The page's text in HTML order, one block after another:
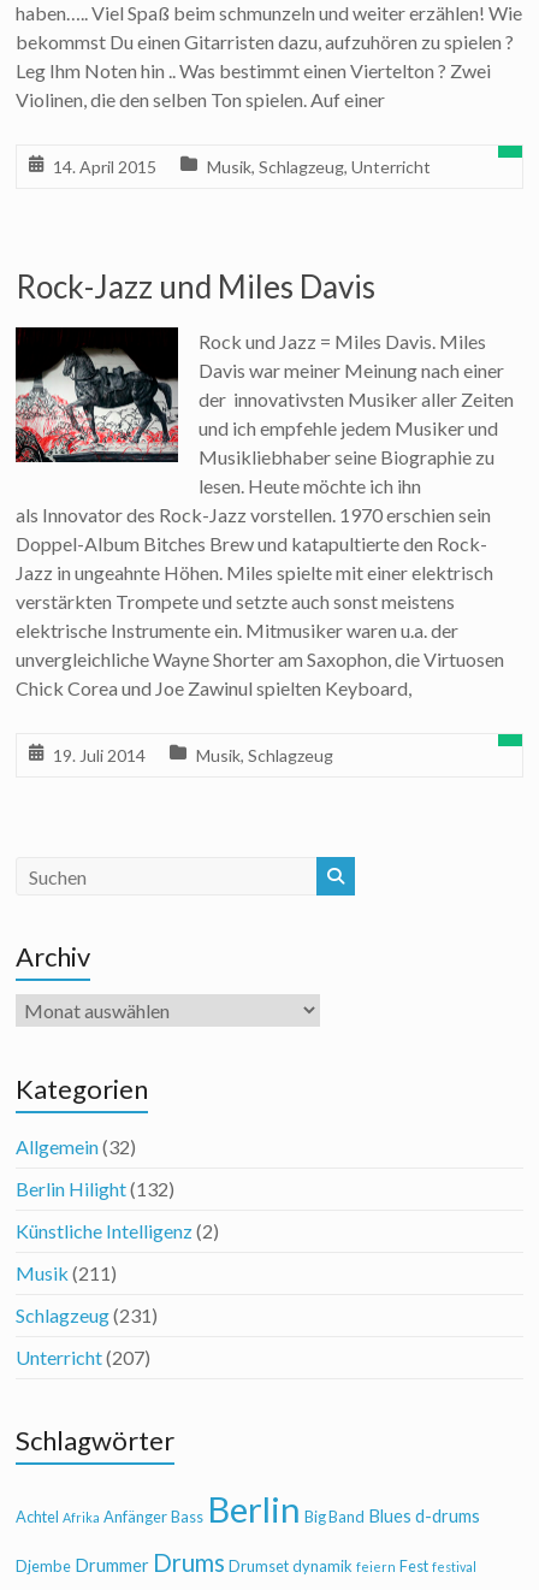
haben….. Viel Spaß beim schmunzeln und weiter erzählen! Wie
bekommst Du einen Gitarristen dazu, aufzuhören zu spielen ?
Leg Ihm Noten hin .. Was bestimmt einen Viertelton ? Zwei
Violinen, die den selben Ton spielen. Auf einer
14. April 2015 Musik,Schlagzeug,Unterricht
Rock-Jazz und Miles Davis
Rock und Jazz = Miles Davis. Miles
Davis war meiner Meinung nach einer
der innovativsten Musiker aller Zeiten
und ich empfehle jedem Musiker und
Musikliebhaber seine Biographie zu
lesen. Heute möchte ich ihn
als Innovator des Rock-Jazz vorstellen. 1970 erschien sein
Doppel-Album Bitches Brew und katapultierte den Rock-
Jazz in ungeahnte Höhen. Miles spielte mit einer elektrisch
verstärkten Trompete und setzte auch sonst meistens
elektrische Instrumente ein. Mitmusiker waren u.a. der
unvergleichliche Wayne Shorter am Saxophon, die Virtuosen
Chick Corea und Joe Zawinul spielten Keyboard,
19. Juli 2014 Musik,Schlagzeug
Archiv
Archiv
Kategorien
Allgemein(32)
Berlin Hilight(132)
Künstliche Intelligenz(2)
Musik (211)
Schlagzeug(231)
Unterricht(207)
Schlagwörter
Achtel Afrika Anfänger Bass Berlin Big Band Blues d-drums
Djembe Drummer Drums Drumset dynamik feiern Fest festival